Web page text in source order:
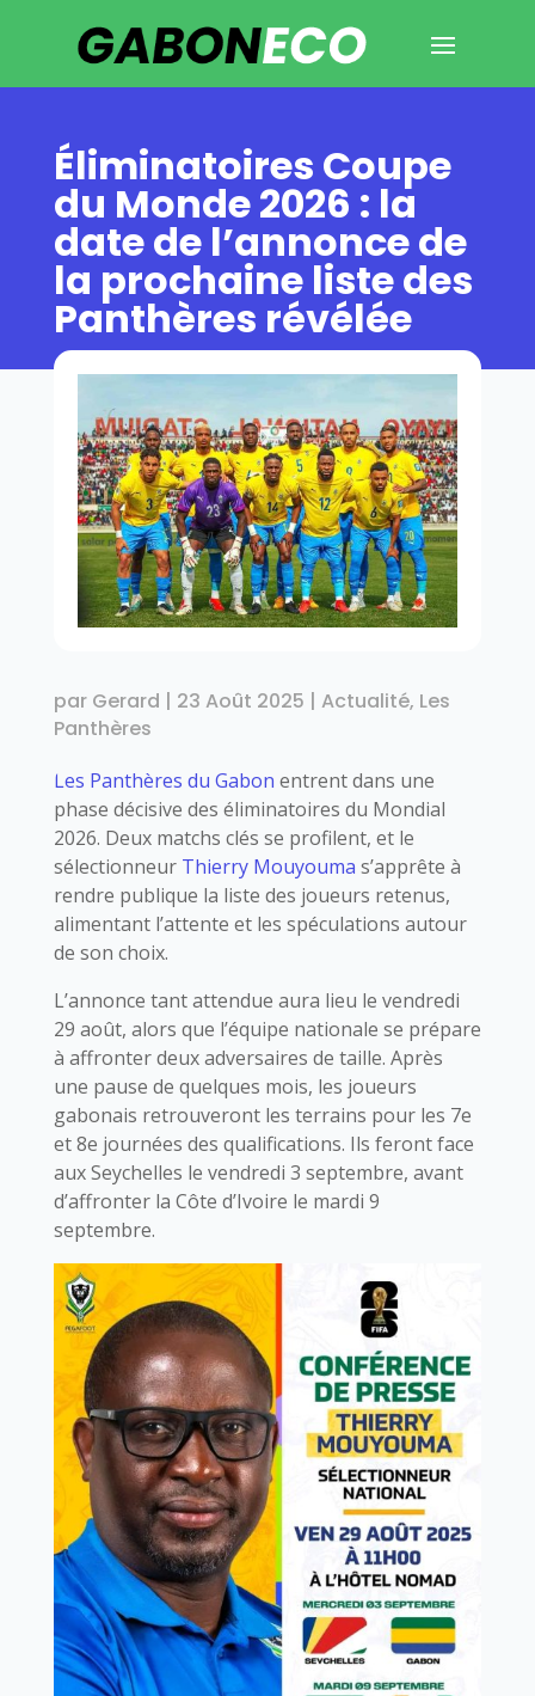
Éliminatoires Coupe
du Monde 2026 : la
date de l’annonce de
la prochaine liste des
Panthères révélée
par Gerard | 23 Août 2025 | Actualité, Les
Panthères
Les Panthères du Gabon entrent dans une
phase décisive des éliminatoires du Mondial
2026. Deux matchs clés se profilent, et le
sélectionneur Thierry Mouyouma s’apprête à
rendre publique la liste des joueurs retenus,
alimentant l’attente et les spéculations autour
de son choix.
L’annonce tant attendue aura lieu le vendredi
29 août, alors que l’équipe nationale se prépare
à affronter deux adversaires de taille. Après
une pause de quelques mois, les joueurs
gabonais retrouveront les terrains pour les 7e
et 8e journées des qualifications. Ils feront face
aux Seychelles le vendredi 3 septembre, avant
d’affronter la Côte d’Ivoire le mardi 9
septembre.